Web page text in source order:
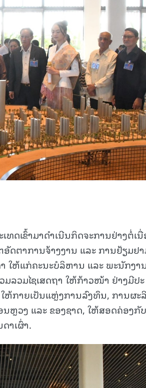
ດເຂົ້າມາດໍາເນີນກິດຈະການຢ່າງຕໍ່ເນື່
ອັດຕາການຈ້າງງານ ແລະ ການຢ້ຽມຢ
ໃຫ້ແກ່ຄະນະບໍລິຫານ ແລະ ພະນັກງ
ລວມໄຊເສດຖາ ໃຫ້ກ້າວໜ້າ ຢ່າງມີປະ
ຫ້ກາຍເປັນແຫຼ່ງການລົງທຶນ, ການຜະ
ຫຼວງ ແລະ ຂອງຊາດ, ໃຫ້ສອດຄ່ອງກັບ
າເຜົ່າ.